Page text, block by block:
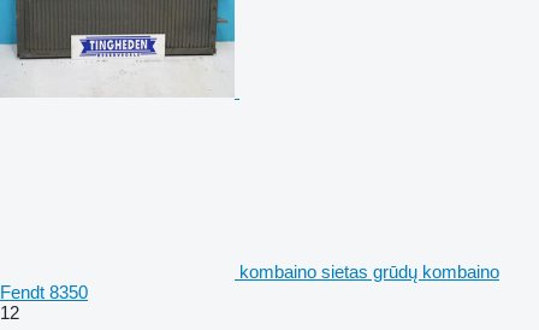
kombaino sietas grūdų kombaino
Fendt 8350
12